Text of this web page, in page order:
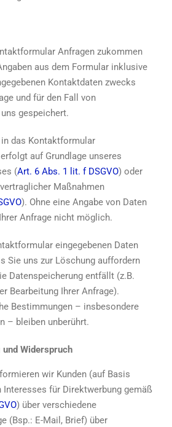
Anfragen zukommen
aus dem Formular inklusive
Kontaktdaten zwecks
und für den Fall von
gespeichert.
das Kontaktformular
auf Grundlage unseres
(Art. 6 Abs. 1 lit. f DSGVO) oder
Maßnahmen
). Ohne eine Angabe von Daten
Anfrage nicht möglich.
eingegebenen Daten
Sie uns zur Löschung auffordern
Datenspeicherung entfällt (z.B.
Bearbeitung Ihrer Anfrage).
Bestimmungen – insbesondere
– bleiben unberührt.
und Widerspruch
wir Kunden (auf Basis
Interesses für Direktwerbung gemäß
) über verschiedene
(Bsp.: E-Mail, Brief) über